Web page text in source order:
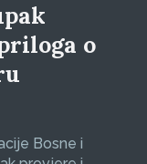
o
Bosne i